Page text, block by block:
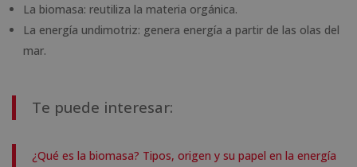
La biomasa: reutiliza la materia orgánica.
La energía undimotriz: genera energía a partir de las olas del
mar.
Te puede interesar:
¿Qué es la biomasa? Tipos, origen y su papel en la energía